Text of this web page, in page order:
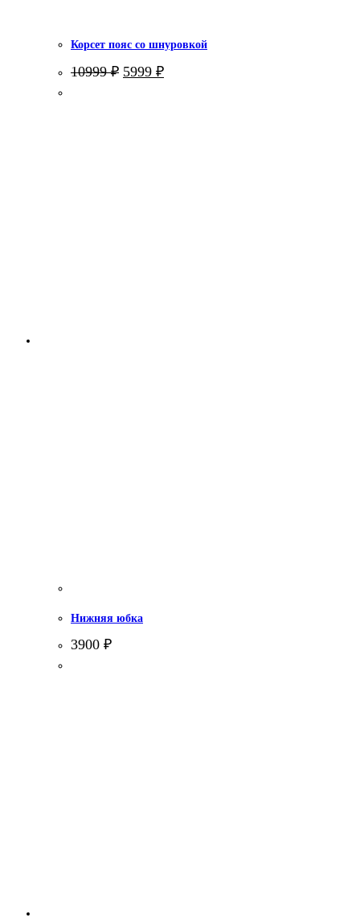
Корсет пояс со шнуровкой
10999₽ Первоначальная
5999 ₽Текущая
Нижняя юбка
3900 ₽